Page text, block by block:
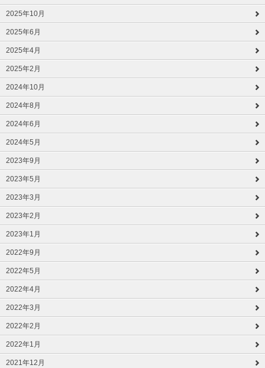
2025年10月
2025年6月
2025年4月
2025年2月
2024年10月
2024年8月
2024年6月
2024年5月
2023年9月
2023年5月
2023年3月
2023年2月
2023年1月
2022年9月
2022年5月
2022年4月
2022年3月
2022年2月
2022年1月
2021年12月